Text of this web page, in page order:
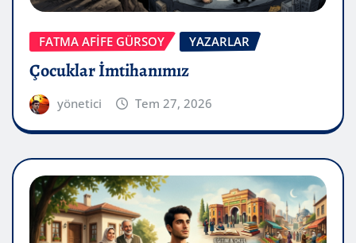
FATMA AFİFE GÜRSOY YAZARLAR
Çocuklar İmtihanımız
yönetici Tem 27, 2026